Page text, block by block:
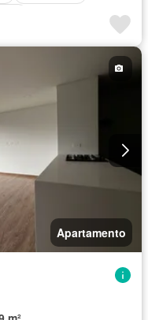
Apartamento